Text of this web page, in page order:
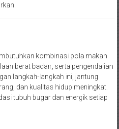
kombinasi pola makan
berat badan, serta pengendalian
langkah-langkah ini, jantung
dan kualitas hidup meningkat.
tubuh bugar dan energik setiap